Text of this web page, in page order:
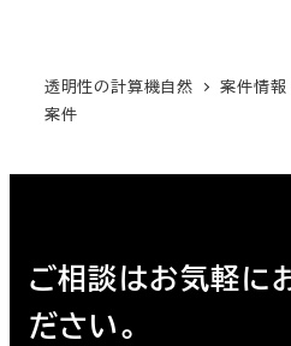
透明性の計算機自然 案件情報
案件
ご相談はお気軽に
ださい。